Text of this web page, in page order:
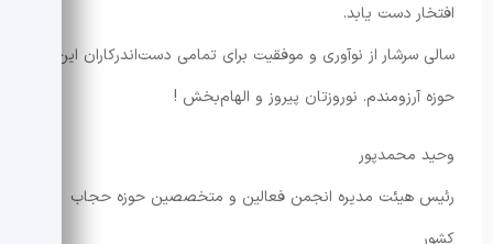
افتخار دست یابد.
سالی سرشار از نوآوری و موفقیت برای تمامی دست‌اندرکاران این
حوزه آرزومندم. نوروزتان پیروز و الهام‌بخش !
وحید محمدپور
رئیس هیئت مدیره انجمن فعالین و متخصصین حوزه حجاب
کشور